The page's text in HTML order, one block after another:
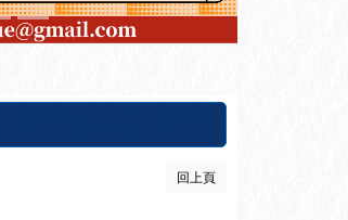
回上頁